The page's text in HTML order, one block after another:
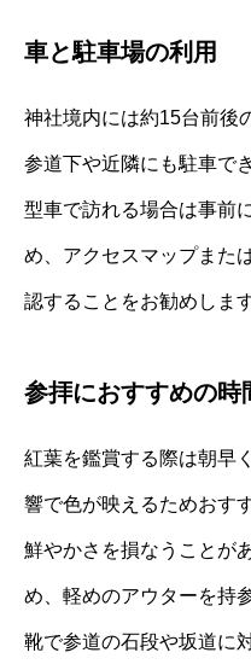
車と駐車場の利用
神社境内には約15台前後
参道下や近隣にも駐車で
型車で訪れる場合は事前
め、アクセスマップまた
認することをお勧めします
参拝におすすめの時
紅葉を鑑賞する際は朝早
響で色が映えるためおす
鮮やかさを損なうことが
め、軽めのアウターを持
靴で参道の石段や坂道に